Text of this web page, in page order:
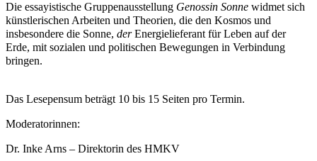
Die essayistische Gruppenausstellung Genossin Sonne widmet sich
künstlerischen Arbeiten und Theorien, die den Kosmos und
insbesondere die Sonne, derEnergielieferant für Leben auf der
Erde, mit sozialen und politischen Bewegungen in Verbindung
bringen.
Das Lesepensum beträgt 10 bis 15 Seiten pro Termin.
Moderatorinnen:
Dr. Inke Arns – Direktorin des HMKV